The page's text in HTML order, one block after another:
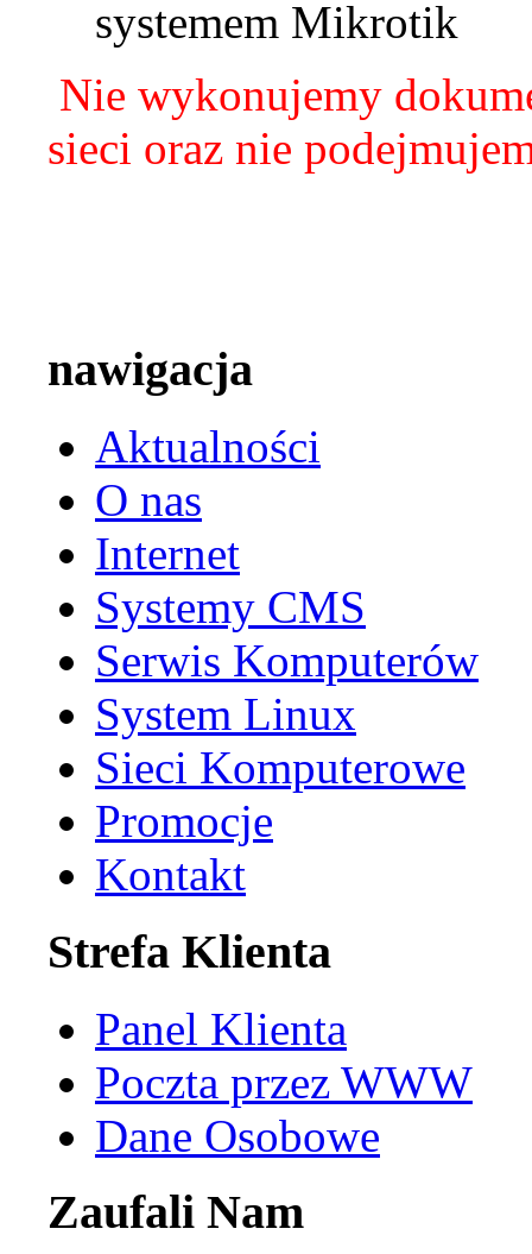
systemem Mikrotik
Nie wykonujemy
sieci oraz nie
nawigacja
Aktualności
O nas
Internet
Systemy CMS
Serwis Komputerów
System Linux
Sieci Komputerowe
Promocje
Kontakt
Strefa Klienta
Panel Klienta
Poczta przez WWW
Dane Osobowe
Zaufali Nam